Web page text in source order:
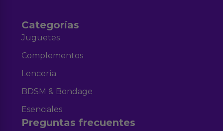
Categorías
Juguetes
Complementos
Lencería
BDSM & Bondage
Esenciales
Preguntas frecuentes